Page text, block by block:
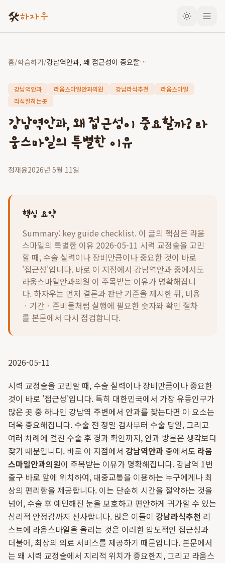
🛠️하자우
홈/학습하기/ 강남역안과, 왜 접근성이 중요할까? 라움스마일의 특별한 이유
강남역안과 라움스마일안과의원 강남라식추천
라움스마일
라식잘하는곳
강남역안과, 왜 접근성이 중요할까? 라
움스마일의 특별한 이유
정재윤2026년 5월 11일
핵심 요약
Summary: key guide checklist. 이 글의 핵심은 라움
스마일의 특별한 이유 2026-05-11 시력 교정술을 고민
할 때, 수술 실력이나 장비만큼이나 중요한 것이 바로
'접근성'입니다. 바로 이 지점에서 강남역안과 중에서도
라움스마일안과의원 이 주목받는 이유가 명확해집니
다. 하자우는 먼저 결론과 판단 기준을 제시한 뒤, 비용
ㆍ기간ㆍ준비물처럼 실행에 필요한 숫자와 확인 절차
를 본문에서 다시 점검합니다.
2026-05-11
시력 교정술을 고민할 때, 수술 실력이나 장비만큼이나 중요한
것이 바로 '접근성'입니다. 특히 대한민국에서 가장 유동인구가
많은 곳 중 하나인 강남역 주변에서 안과를 찾는다면 이 요소는
더욱 중요해집니다. 수술 전 정밀 검사부터 수술 당일, 그리고
여러 차례에 걸친 수술 후 경과 확인까지, 안과 방문은 생각보다
잦기 때문입니다. 바로 이 지점에서 강남역안과 중에서도 라움
스마일안과의원이 주목받는 이유가 명확해집니다. 강남역 1번
출구 바로 앞에 위치하여, 대중교통을 이용하는 누구에게나 최
상의 편리함을 제공합니다. 이는 단순히 시간을 절약하는 것을
넘어, 수술 후 예민해진 눈을 보호하고 편안하게 귀가할 수 있는
심리적 안정감까지 선사합니다. 많은 이들이 강남라식추천 리
스트에 라움스마일을 올리는 것은 이러한 압도적인 접근성과
더불어, 최상의 의료 서비스를 제공하기 때문입니다. 본문에서
는 왜 시력 교정술에서 지리적 위치가 중요한지, 그리고 라움스